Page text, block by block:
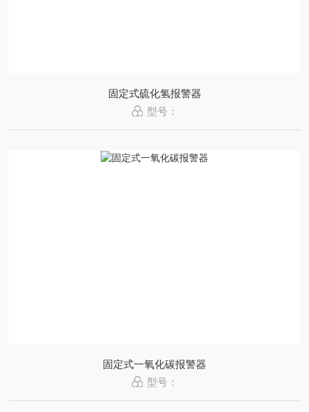
固定式硫化氢报警器
型号：
固定式一氧化碳报警器
型号：